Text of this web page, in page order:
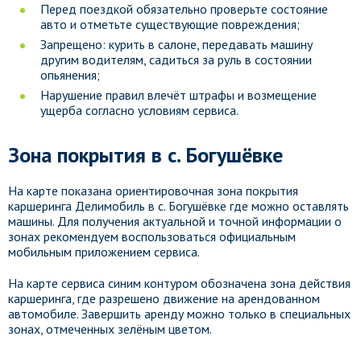
Перед поездкой обязательно проверьте состояние
авто и отметьте существующие повреждения;
Запрещено: курить в салоне, передавать машину
другим водителям, садиться за руль в состоянии
опьянения;
Нарушение правил влечёт штрафы и возмещение
ущерба согласно условиям сервиса.
Зона покрытия в с. Богушёвке
На карте показана ориентировочная зона покрытия
каршеринга Делимобиль в с. Богушёвке где можно оставлять
машины. Для получения актуальной и точной информации о
зонах рекомендуем воспользоваться официальным
мобильным приложением сервиса.
На карте сервиса синим контуром обозначена зона действия
каршеринга, где разрешено движение на арендованном
автомобиле. Завершить аренду можно только в специальных
зонах, отмеченных зелёным цветом.